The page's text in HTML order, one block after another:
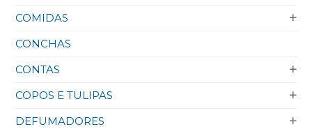
COMIDAS
CONCHAS
CONTAS
COPOS E TULIPAS
DEFUMADORES